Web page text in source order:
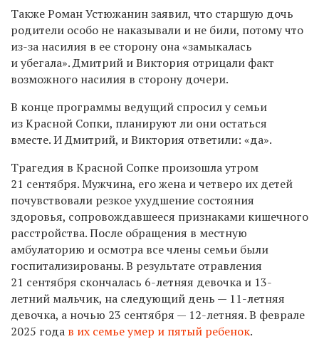
Также Роман Устюжанин заявил, что старшую дочь
родители особо не наказывали и не били, потому что
из-за насилия в ее сторону она «замыкалась
и убегала». Дмитрий и Виктория отрицали факт
возможного насилия в сторону дочери.
В конце программы ведущий спросил у семьи
из Красной Сопки, планируют ли они остаться
вместе. И Дмитрий, и Виктория ответили: «да».
Трагедия в Красной Сопке произошла утром
21 сентября. Мужчина, его жена и четверо их детей
почувствовали резкое ухудшение состояния
здоровья, сопровождавшееся признаками кишечного
расстройства. После обращения в местную
амбулаторию и осмотра все члены семьи были
госпитализированы. В результате отравления
21 сентября скончалась 6-летняя девочка и 13-
летний мальчик, на следующий день — 11-летняя
девочка, а ночью 23 сентября — 12-летняя. В феврале
2025 года в их семье умер и пятый ребенок.